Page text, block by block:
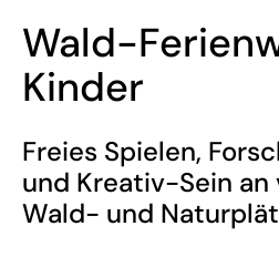
Wald-
Kinder
Freies Spielen,
und Kreativ-Sein
Wald- und